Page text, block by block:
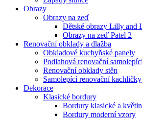
Obrazy
Obrazy na zeď
Dětské obrazy Lilly and
Obrazy na zeď Patel 2
Renovační obklady a dlažba
Obkladové kuchyňské panely
Podlahová renovační
Renovační obklady stěn
Samolepící renovační kachličky
Dekorace
Klasické bordury
Bordury klasické a
Bordury moderní vzory